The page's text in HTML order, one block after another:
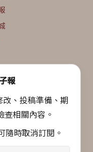
報
、投稿準備、期
查相關內容。
隨時取消訂閱。